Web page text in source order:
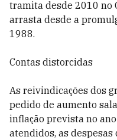
tramita desde 2010 no
arrasta desde a
1988.
Contas distorcidas
As reivindicações dos
pedido de aumento
inflação prevista no
atendidos, as